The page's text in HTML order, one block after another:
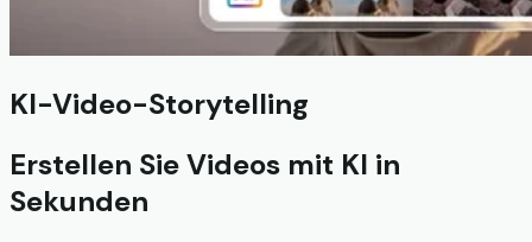
KI-Video-Storytelling
Erstellen Sie Videos mit KI in
Sekunden